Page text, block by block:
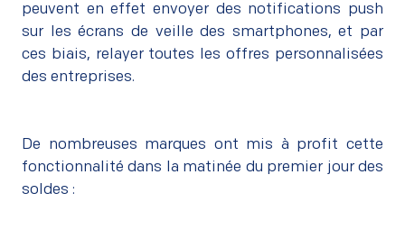
peuvent en effet envoyer des notifications push
sur les écrans de veille des smartphones, et par
ces biais, relayer toutes les offres personnalisées
des entreprises.
De nombreuses marques ont mis à profit cette
fonctionnalité dans la matinée du premier jour des
soldes :